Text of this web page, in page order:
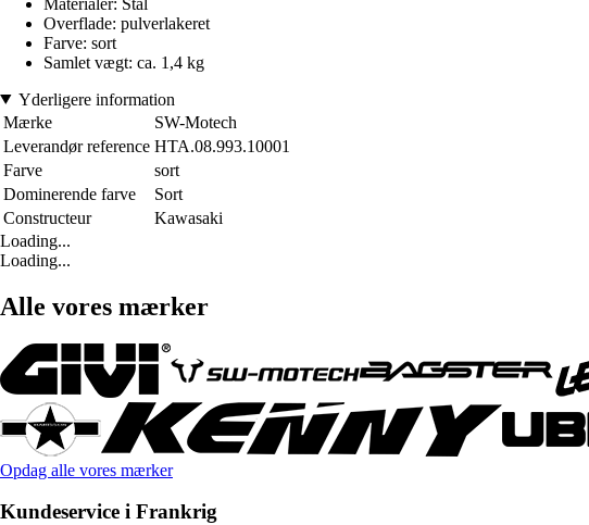
Overflade: pulverlakeret
Farve: sort
Samlet vægt: ca. 1,4 kg
Yderligere information
Mærke
SW-Motech
Leverandør reference HTA.08.993.10001
Farve
sort
Dominerende farve
Sort
Constructeur
Kawasaki
Loading...
Loading...
Alle vores mærker
Opdag alle vores mærker
Kundeservice i Frankrig